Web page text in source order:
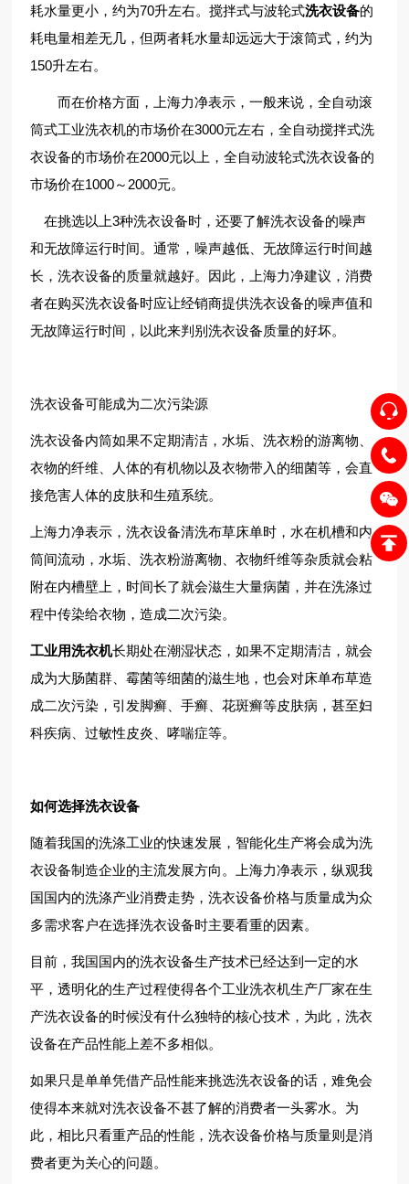
耗水量更小，约为70升左右。搅拌式与波轮式洗衣设备的
耗电量相差无几，但两者耗水量却远远大于滚筒式，约为
150升左右。
而在价格方面，上海力净表示，一般来说，全自动滚
筒式工业洗衣机的市场价在3000元左右，全自动搅拌式洗
衣设备的市场价在2000元以上，全自动波轮式洗衣设备的
市场价在1000～2000元。
在挑选以上3种洗衣设备时，还要了解洗衣设备的噪声
和无故障运行时间。通常，噪声越低、无故障运行时间越
长，洗衣设备的质量就越好。因此，上海力净建议，消费
者在购买洗衣设备时应让经销商提供洗衣设备的噪声值和
无故障运行时间，以此来判别洗衣设备质量的好坏。
洗衣设备可能成为二次污染源
洗衣设备内筒如果不定期清洁，水垢、洗衣粉的游离物、
衣物的纤维、人体的有机物以及衣物带入的细菌等，会直
接危害人体的皮肤和生殖系统。
上海力净表示，洗衣设备清洗布草床单时，水在机槽和内
筒间流动，水垢、洗衣粉游离物、衣物纤维等杂质就会粘
附在内槽壁上，时间长了就会滋生大量病菌，并在洗涤过
程中传染给衣物，造成二次污染。
工业用洗衣机长期处在潮湿状态，如果不定期清洁，就会
成为大肠菌群、霉菌等细菌的滋生地，也会对床单布草造
成二次污染，引发脚癣、手癣、花斑癣等皮肤病，甚至妇
科疾病、过敏性皮炎、哮喘症等。
如何选择洗衣设备
随着我国的洗涤工业的快速发展，智能化生产将会成为洗
衣设备制造企业的主流发展方向。上海力净表示，纵观我
国国内的洗涤产业消费走势，洗衣设备价格与质量成为众
多需求客户在选择洗衣设备时主要看重的因素。
目前，我国国内的洗衣设备生产技术已经达到一定的水
平，透明化的生产过程使得各个工业洗衣机生产厂家在生
产洗衣设备的时候没有什么独特的核心技术，为此，洗衣
设备在产品性能上差不多相似。
如果只是单单凭借产品性能来挑选洗衣设备的话，难免会
使得本来就对洗衣设备不甚了解的消费者一头雾水。为
此，相比只看重产品的性能，洗衣设备价格与质量则是消
费者更为关心的问题。